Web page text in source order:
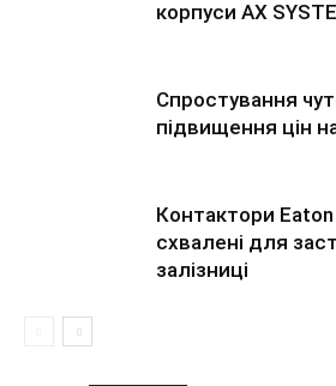
корпуси AX
Спростування
підвищення цін
Контактори Eaton
схвалені для
залізниці